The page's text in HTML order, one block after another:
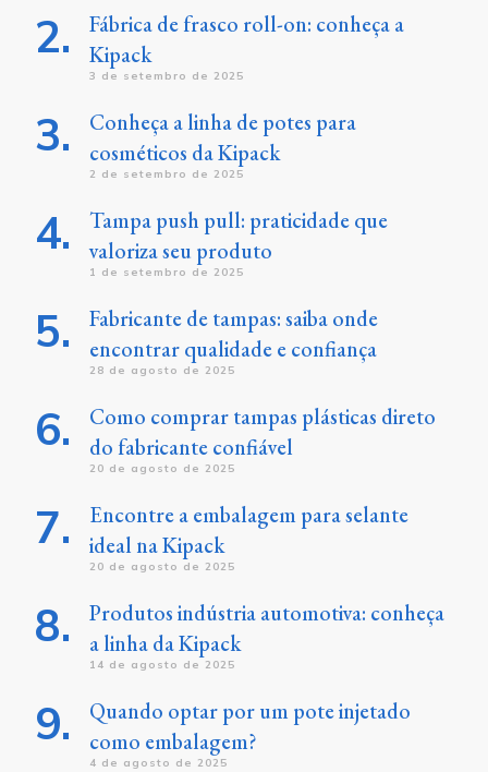
Fábrica de frasco roll-on: conheça a
Kipack
3 de setembro de 2025
Conheça a linha de potes para
cosméticos da Kipack
2 de setembro de 2025
Tampa push pull: praticidade que
valoriza seu produto
1 de setembro de 2025
Fabricante de tampas: saiba onde
encontrar qualidade e confiança
28 de agosto de 2025
Como comprar tampas plásticas direto
do fabricante confiável
20 de agosto de 2025
Encontre a embalagem para selante
ideal na Kipack
20 de agosto de 2025
Produtos indústria automotiva: conheça
a linha da Kipack
14 de agosto de 2025
Quando optar por um pote injetado
como embalagem?
4 de agosto de 2025